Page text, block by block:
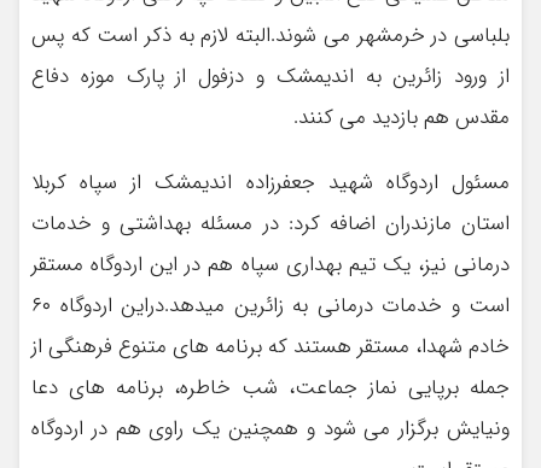
بلباسی در خرمشهر می شوند.البته لازم به ذکر است که پس
از ورود زائرین به اندیمشک و دزفول از پارک موزه دفاع
مقدس هم بازدید می کنند.
مسئول اردوگاه شهید جعفرزاده اندیمشک از سپاه کربلا
استان مازندران اضافه کرد: در مسئله بهداشتی و خدمات
درمانی نیز، یک تیم بهداری سپاه هم در این اردوگاه مستقر
است و خدمات درمانی به زائرین میدهد.دراین اردوگاه ۶۰
خادم شهدا، مستقر هستند که برنامه های متنوع فرهنگی از
جمله برپایی نماز جماعت، شب خاطره، برنامه های دعا
ونیایش برگزار می شود و همچنین یک راوی هم در اردوگاه